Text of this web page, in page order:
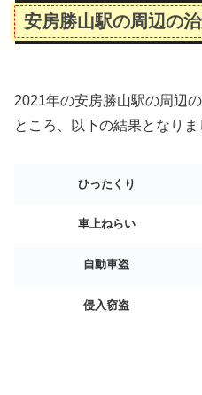
安房勝山駅の周辺の
2021年の安房勝山駅の周辺
ところ、以下の結果となりま
ひったくり
車上ねらい
自動車盗
侵入窃盗